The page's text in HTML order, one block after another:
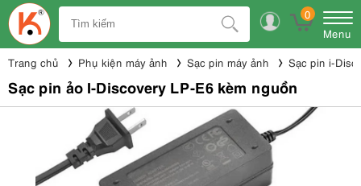
0
Menu
Trang chủ Phụ kiện máy ảnh Sạc pin máy ảnh Sạc pin i-
Sạc pin ảo I-Discovery LP-E6 kèm nguồn